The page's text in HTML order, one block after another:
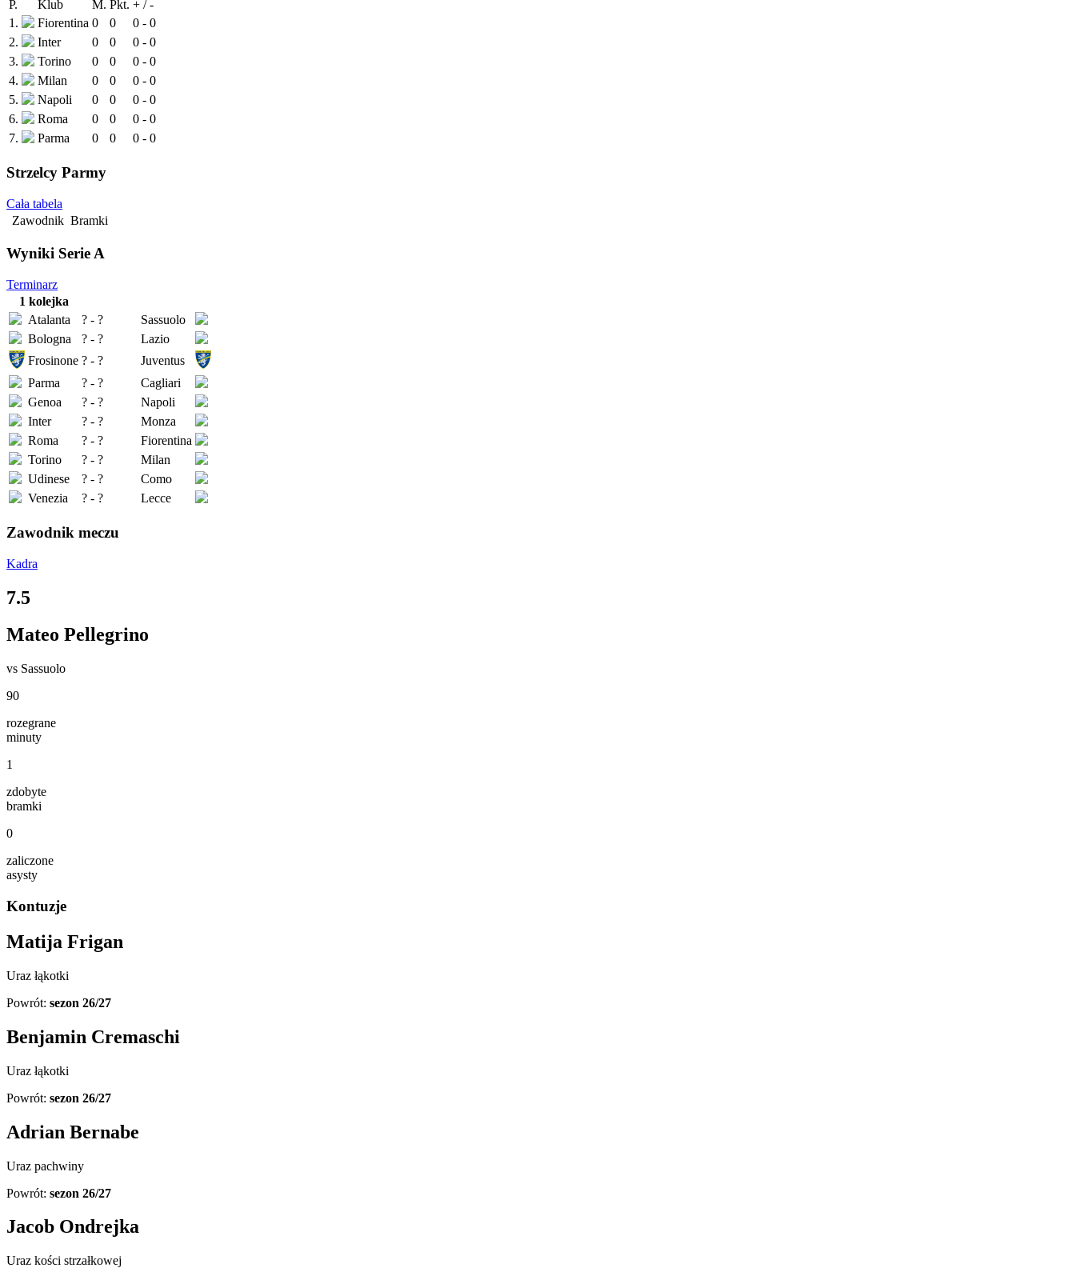
P.
Klub M. Pkt. + / -
1.
Fiorentina 0 0
0 - 0
2.
Inter 0 0
0 - 0
3.
Torino 0 0
0 - 0
4.
Milan 0 0
0 - 0
5.
Napoli 0 0
0 - 0
6.
Roma 0 0
0 - 0
7.
Parma 0 0 0 - 0
Strzelcy Parmy
Cała tabela
Zawodnik Bramki
Wyniki Serie A
Terminarz
1 kolejka
Atalanta
? - ?
Sassuolo
Bologna
? - ?
Lazio
Frosinone ? - ?
Juventus
Parma
? - ?
Cagliari
Genoa
? - ?
Napoli
Inter
? - ?
Monza
Roma
? - ?
Fiorentina
Torino
? - ?
Milan
Udinese
? - ?
Como
Venezia
? - ? Lecce
Zawodnik meczu
Kadra
7.5
Mateo Pellegrino
vs Sassuolo
90
rozegrane
minuty
1
zdobyte
bramki
0
zaliczone
asysty
Kontuzje
Matija Frigan
Uraz łąkotki
Powrót: sezon 26/27
Benjamin Cremaschi
Uraz łąkotki
Powrót: sezon 26/27
Adrian Bernabe
Uraz pachwiny
Powrót: sezon 26/27
Jacob Ondrejka
Uraz kości strzałkowej